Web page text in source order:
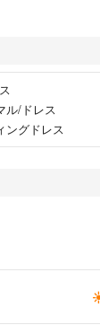
ル/ドレス
ングドレス